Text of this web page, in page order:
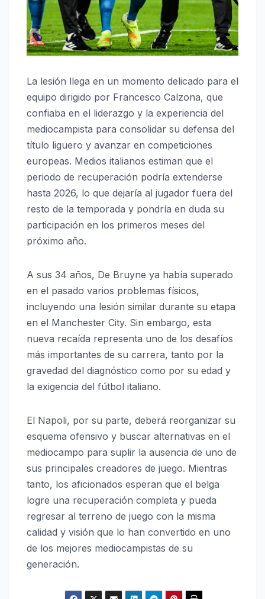
La lesión llega en un momento delicado para el
equipo dirigido por Francesco Calzona, que
confiaba en el liderazgo y la experiencia del
mediocampista para consolidar su defensa del
título liguero y avanzar en competiciones
europeas. Medios italianos estiman que el
periodo de recuperación podría extenderse
hasta 2026, lo que dejaría al jugador fuera del
resto de la temporada y pondría en duda su
participación en los primeros meses del
próximo año.
A sus 34 años, De Bruyne ya había superado
en el pasado varios problemas físicos,
incluyendo una lesión similar durante su etapa
en el Manchester City. Sin embargo, esta
nueva recaída representa uno de los desafíos
más importantes de su carrera, tanto por la
gravedad del diagnóstico como por su edad y
la exigencia del fútbol italiano.
El Napoli, por su parte, deberá reorganizar su
esquema ofensivo y buscar alternativas en el
mediocampo para suplir la ausencia de uno de
sus principales creadores de juego. Mientras
tanto, los aficionados esperan que el belga
logre una recuperación completa y pueda
regresar al terreno de juego con la misma
calidad y visión que lo han convertido en uno
de los mejores mediocampistas de su
generación.